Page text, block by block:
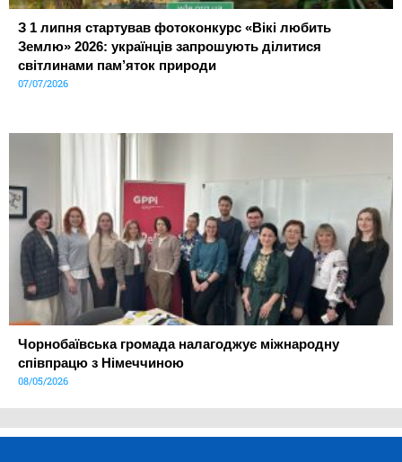
З 1 липня стартував фотоконкурс «Вікі любить
Землю» 2026: українців запрошують ділитися
світлинами пам’яток природи
07/07/2026
Чорнобаївська громада налагоджує міжнародну
співпрацю з Німеччиною
08/05/2026